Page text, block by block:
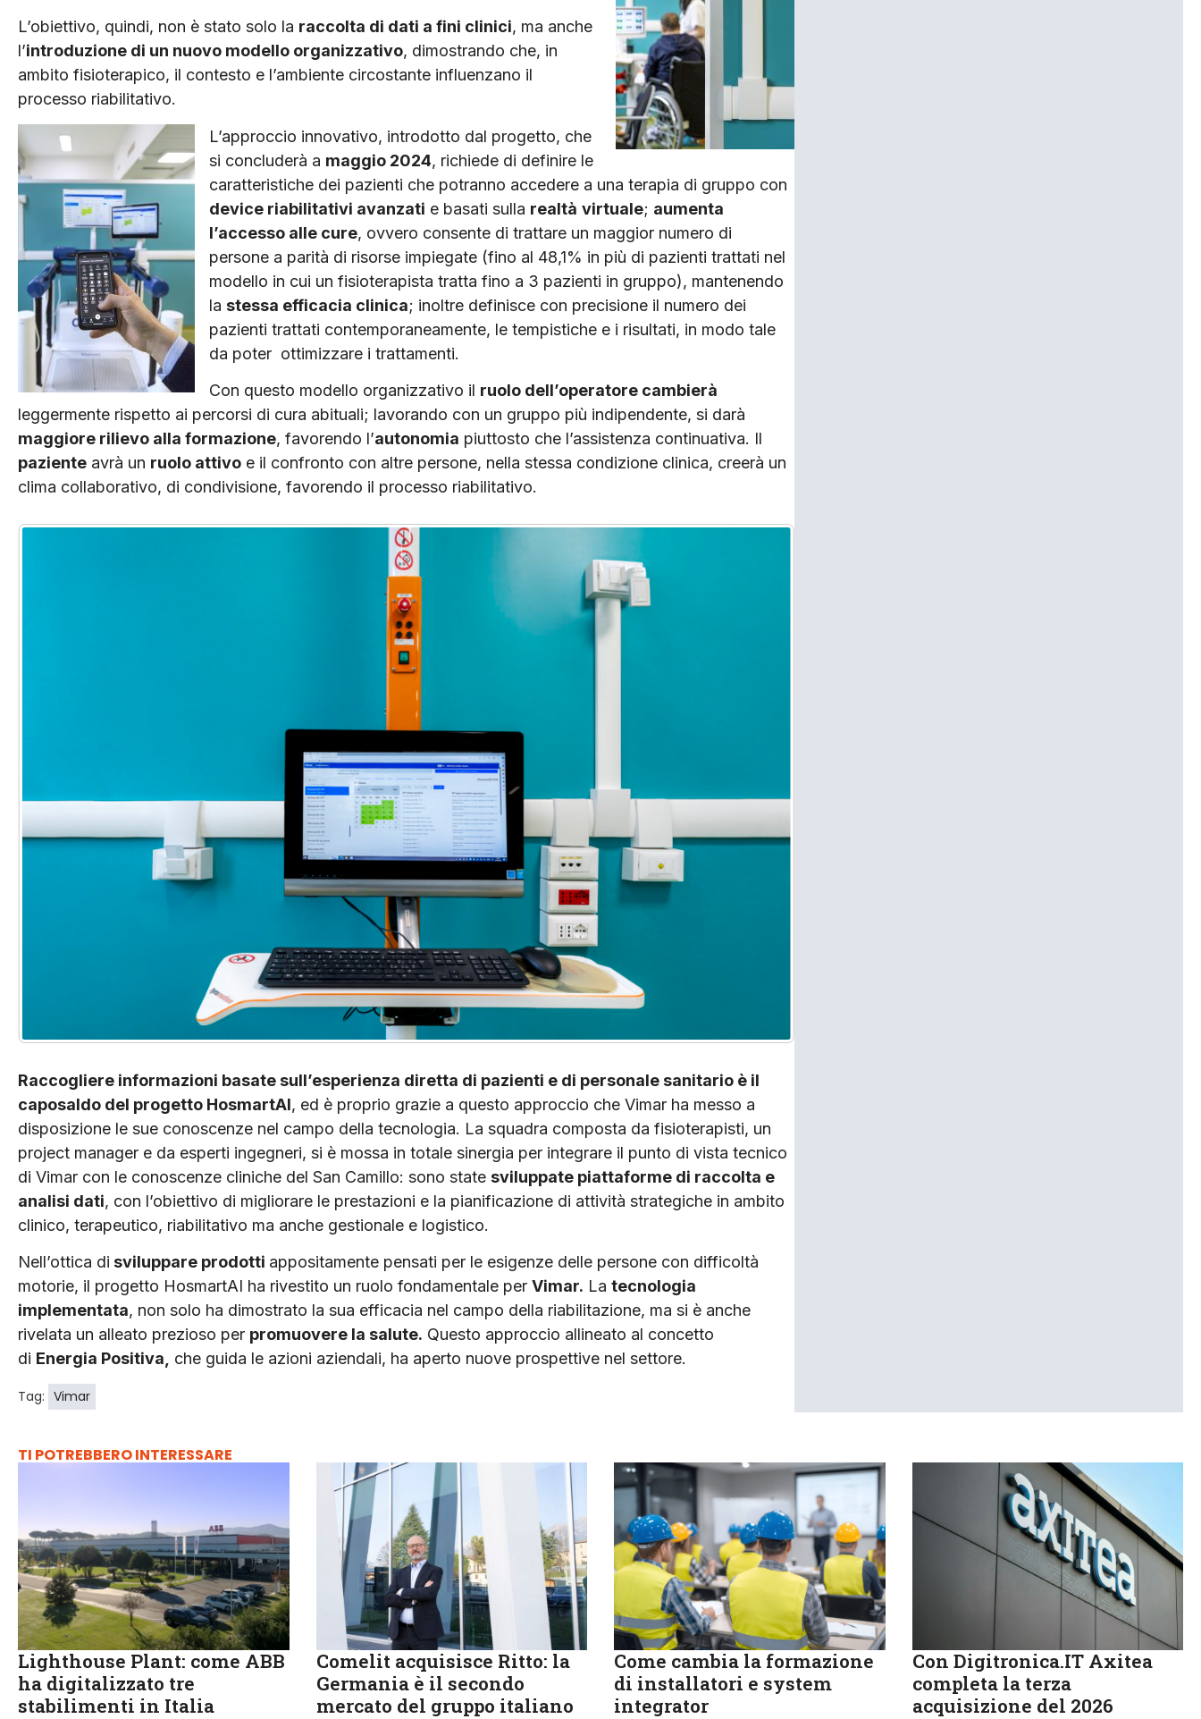
L’obiettivo, quindi, non è stato solo la raccolta di dati a fini clinici, ma anche
l’introduzione di un nuovo modello organizzativo, dimostrando che, in
ambito fisioterapico, il contesto e l’ambiente circostante influenzano il
processo riabilitativo.
L’approccio innovativo, introdotto dal progetto, che
si concluderà a maggio 2024, richiede di definire le
caratteristiche dei pazienti che potranno accedere a una terapia di gruppo con
device riabilitativi avanzati e basati sulla realtà virtuale; aumenta
l’accesso alle cure, ovvero consente di trattare un maggior numero di
persone a parità di risorse impiegate (fino al 48,1% in più di pazienti trattati nel
modello in cui un fisioterapista tratta fino a 3 pazienti in gruppo), mantenendo
la stessa efficacia clinica; inoltre definisce con precisione il numero dei
pazienti trattati contemporaneamente, le tempistiche e i risultati, in modo tale
da poter ottimizzare i trattamenti.
Con questo modello organizzativo il ruolo dell’operatore cambierà
leggermente rispetto ai percorsi di cura abituali; lavorando con un gruppo più indipendente, si darà
maggiore rilievo alla formazione, favorendo l’autonomia piuttosto che l’assistenza continuativa. Il
paziente avrà un ruolo attivo e il confronto con altre persone, nella stessa condizione clinica, creerà un
clima collaborativo, di condivisione, favorendo il processo riabilitativo.
Raccogliere informazioni basate sull’esperienza diretta di pazienti e di personale sanitario è il
caposaldo del progetto HosmartAI, ed è proprio grazie a questo approccio che Vimar ha messo a
disposizione le sue conoscenze nel campo della tecnologia. La squadra composta da fisioterapisti, un
project manager e da esperti ingegneri, si è mossa in totale sinergia per integrare il punto di vista tecnico
di Vimar con le conoscenze cliniche del San Camillo: sono state sviluppate piattaforme di raccolta e
analisi dati, con l’obiettivo di migliorare le prestazioni e la pianificazione di attività strategiche in ambito
clinico, terapeutico, riabilitativo ma anche gestionale e logistico.
Nell’ottica di sviluppare prodotti appositamente pensati per le esigenze delle persone con difficoltà
motorie, il progetto HosmartAI ha rivestito un ruolo fondamentale per Vimar. La tecnologia
implementata, non solo ha dimostrato la sua efficacia nel campo della riabilitazione, ma si è anche
rivelata un alleato prezioso per promuovere la salute. Questo approccio allineato al concetto
di Energia Positiva, che guida le azioni aziendali, ha aperto nuove prospettive nel settore.
Tag: Vimar
TI POTREBBERO INTERESSARE
Lighthouse Plant: come ABB
ha digitalizzato tre
stabilimenti in Italia
Comelit acquisisce Ritto: la
Germania è il secondo
mercato del gruppo italiano
Come cambia la formazione
di installatori e system
integrator
Con Digitronica.IT Axitea
completa la terza
acquisizione del 2026